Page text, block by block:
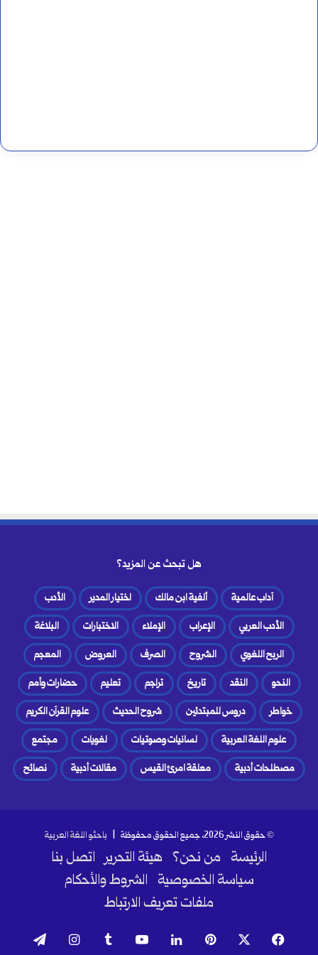
هل تبحث عن المزيد؟
آداب عالمية ألفية ابن مالك اختيار المدير
الأدب
الأدب العربي
الإعراب الإملاء الاختبارات
البلاغة
الربح اللغوي
الشروح الصرف العروض
المعجم
النحو
النقد تاريخ تراجم تعليم
حضارات وأمم
خواطر
دروس للمبتدئين شروح الحديث
علوم القرآن الكريم
علوم اللغة العربية
لسانيات وصوتيات لغويات
مجتمع
مصطلحات أدبية
معلقة امرئ القيس مقالات أدبية نصائح
© حقوق النشر 2026، جميع الحقوق محفوظة | باحثو اللغة العربية
الرئيسة من نحن؟ هيئة التحرير اتصل بنا
سياسة الخصوصية الشروط والأحكام
ملفات تعريف الارتباط
فيسبوك بينتيريست لينكدإن ‫YouTube انستقرام